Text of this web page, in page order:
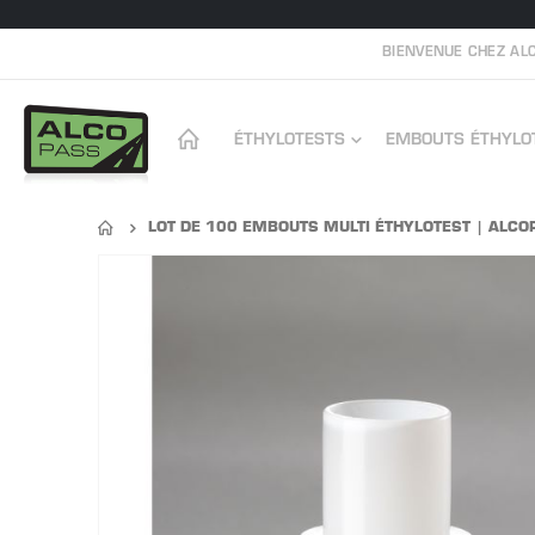
BIENVENUE CHEZ
ÉTHYLOTESTS EMBOUTS
LOT DE 100 EMBOUTS MULTI ÉTHYLOTEST |